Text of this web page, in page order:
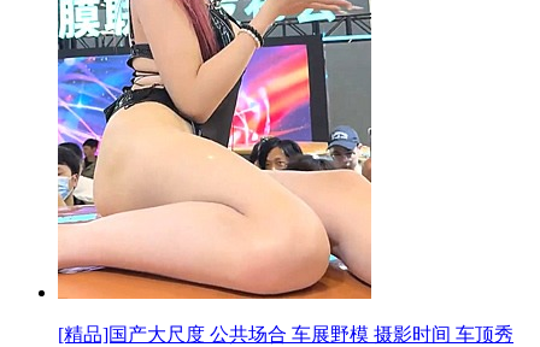
[精品]国产大尺度 公共场合 车展野模 摄影时间 车顶秀